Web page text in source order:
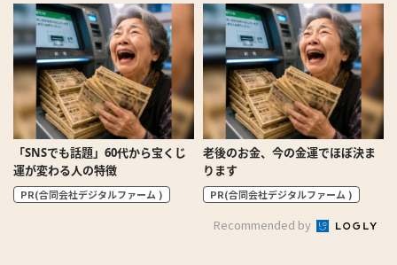
「SNSでも話題」60代から宝くじ
運が変わる人の特徴
PR(合同会社デジタルファーム )
老後のお金、今の金運でほぼ決ま
ります
PR(合同会社デジタルファーム )
Recommended by